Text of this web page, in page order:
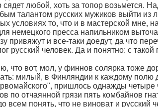
любой, хоть за топор возьмется.
талантом русских мужиков выйти из
условиях то, что и в мастерской мне,
немецкого пресса напильником
привяжут и все-таки доедут, да что
русский человек. Да и понятно: с
что вот, мол, у финнов солярка тоже
милый, в Финляндии к каждому полю
пришлось однажды четыре
по отчаянной грязи пять комбайнов
всем понять, что не виноват и русский